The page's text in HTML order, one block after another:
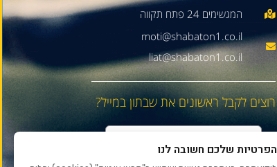
moti@shabaton1.co.il
liat@shabaton1.co.il
רוצים לקבל ראשונים את שבתון במייל?
הפרטיות שלכם חשובה לנו